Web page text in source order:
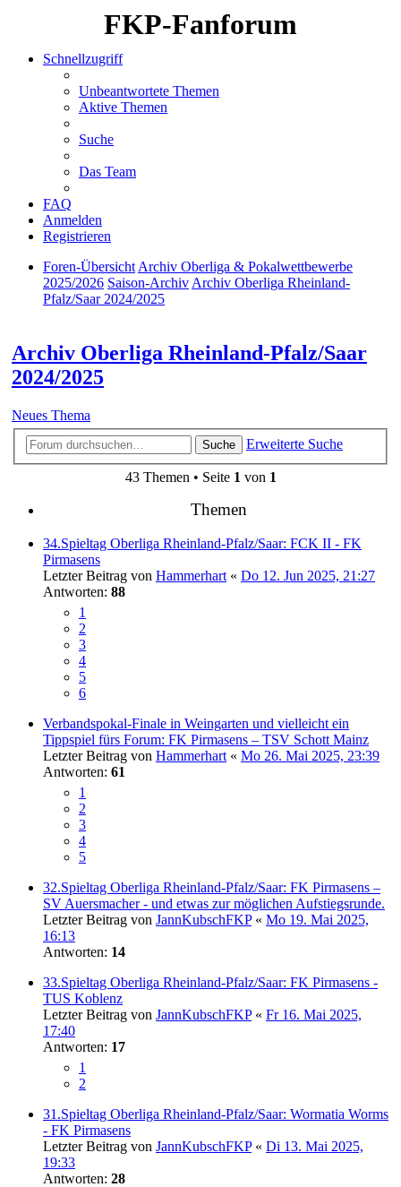
FKP-Fanforum
Schnellzugriff
Unbeantwortete Themen
Aktive Themen
Suche
Das Team
FAQ
Anmelden
Registrieren
Foren-Übersicht Archiv Oberliga & Pokalwettbewerbe
2025/2026 Saison-Archiv Archiv Oberliga Rheinland-
Pfalz/Saar 2024/2025
Archiv Oberliga Rheinland-Pfalz/Saar
2024/2025
Neues Thema
Suche Erweiterte Suche
43 Themen • Seite 1 von 1
Themen
34.Spieltag Oberliga Rheinland-Pfalz/Saar: FCK II - FK
Pirmasens
Letzter Beitrag von Hammerhart « Do 12. Jun 2025, 21:27
Antworten: 88
1
2
3
4
5
6
Verbandspokal-Finale in Weingarten und vielleicht ein
Tippspiel fürs Forum: FK Pirmasens – TSV Schott Mainz
Letzter Beitrag von Hammerhart « Mo 26. Mai 2025, 23:39
Antworten: 61
1
2
3
4
5
32.Spieltag Oberliga Rheinland-Pfalz/Saar: FK Pirmasens –
SV Auersmacher - und etwas zur möglichen Aufstiegsrunde.
Letzter Beitrag von JannKubschFKP« Mo 19. Mai 2025,
16:13
Antworten: 14
33.Spieltag Oberliga Rheinland-Pfalz/Saar: FK Pirmasens -
TUS Koblenz
Letzter Beitrag von JannKubschFKP« Fr 16. Mai 2025,
17:40
Antworten: 17
1
2
31.Spieltag Oberliga Rheinland-Pfalz/Saar: Wormatia Worms
- FK Pirmasens
Letzter Beitrag von JannKubschFKP« Di 13. Mai 2025,
19:33
Antworten: 28